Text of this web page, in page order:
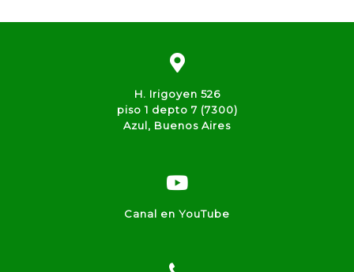
H. Irigoyen 526
piso 1 depto 7 (7300)
Azul, Buenos Aires
Canal en YouTube